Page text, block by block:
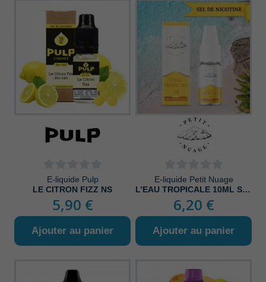
E-liquide Pulp
LE CITRON FIZZ NS
5,90 €
Ajouter au panier
E-liquide Petit Nuage
L’EAU TROPICALE 10ML SEL DE NICOTINE
6,20 €
Ajouter au panier